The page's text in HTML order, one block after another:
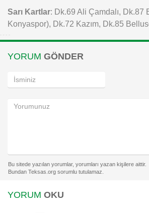
Sarı Kartlar: Dk.69 Ali Çamdalı, Dk.87
Konyaspor), Dk.72 Kazım, Dk.85
YORUM GÖNDER
YORUM OKU